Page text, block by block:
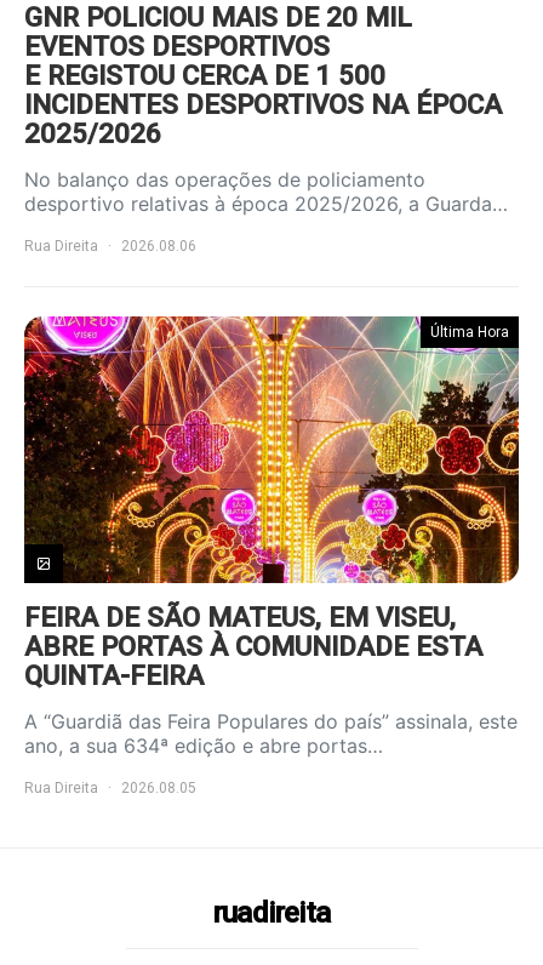
GNR POLICIOU MAIS DE 20 MIL
EVENTOS DESPORTIVOS
E REGISTOU CERCA DE 1 500
INCIDENTES DESPORTIVOS NA ÉPOCA
2025/2026
No balanço das operações de policiamento
desportivo relativas à época 2025/2026, a Guarda…
Rua Direita 2026.08.06
Última Hora
FEIRA DE SÃO MATEUS, EM VISEU,
ABRE PORTAS À COMUNIDADE ESTA
QUINTA-FEIRA
A “Guardiã das Feira Populares do país” assinala, este
ano, a sua 634ª edição e abre portas…
Rua Direita 2026.08.05
ruadireita